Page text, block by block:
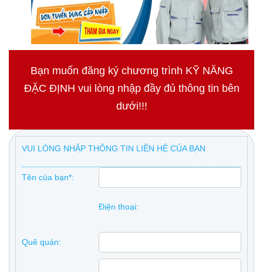
Bạn muốn đăng ký chương trình KỸ NĂNG
ĐẶC ĐỊNH vui lòng nhập đầy đủ thông tin bên
dưới!!!
VUI LÒNG NHẬP THÔNG TIN LIÊN HỆ CỦA BẠN
Tên của bạn*:
Điện thoại:
Quê quán: